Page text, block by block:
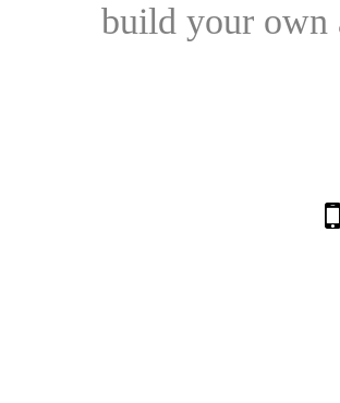
build your own